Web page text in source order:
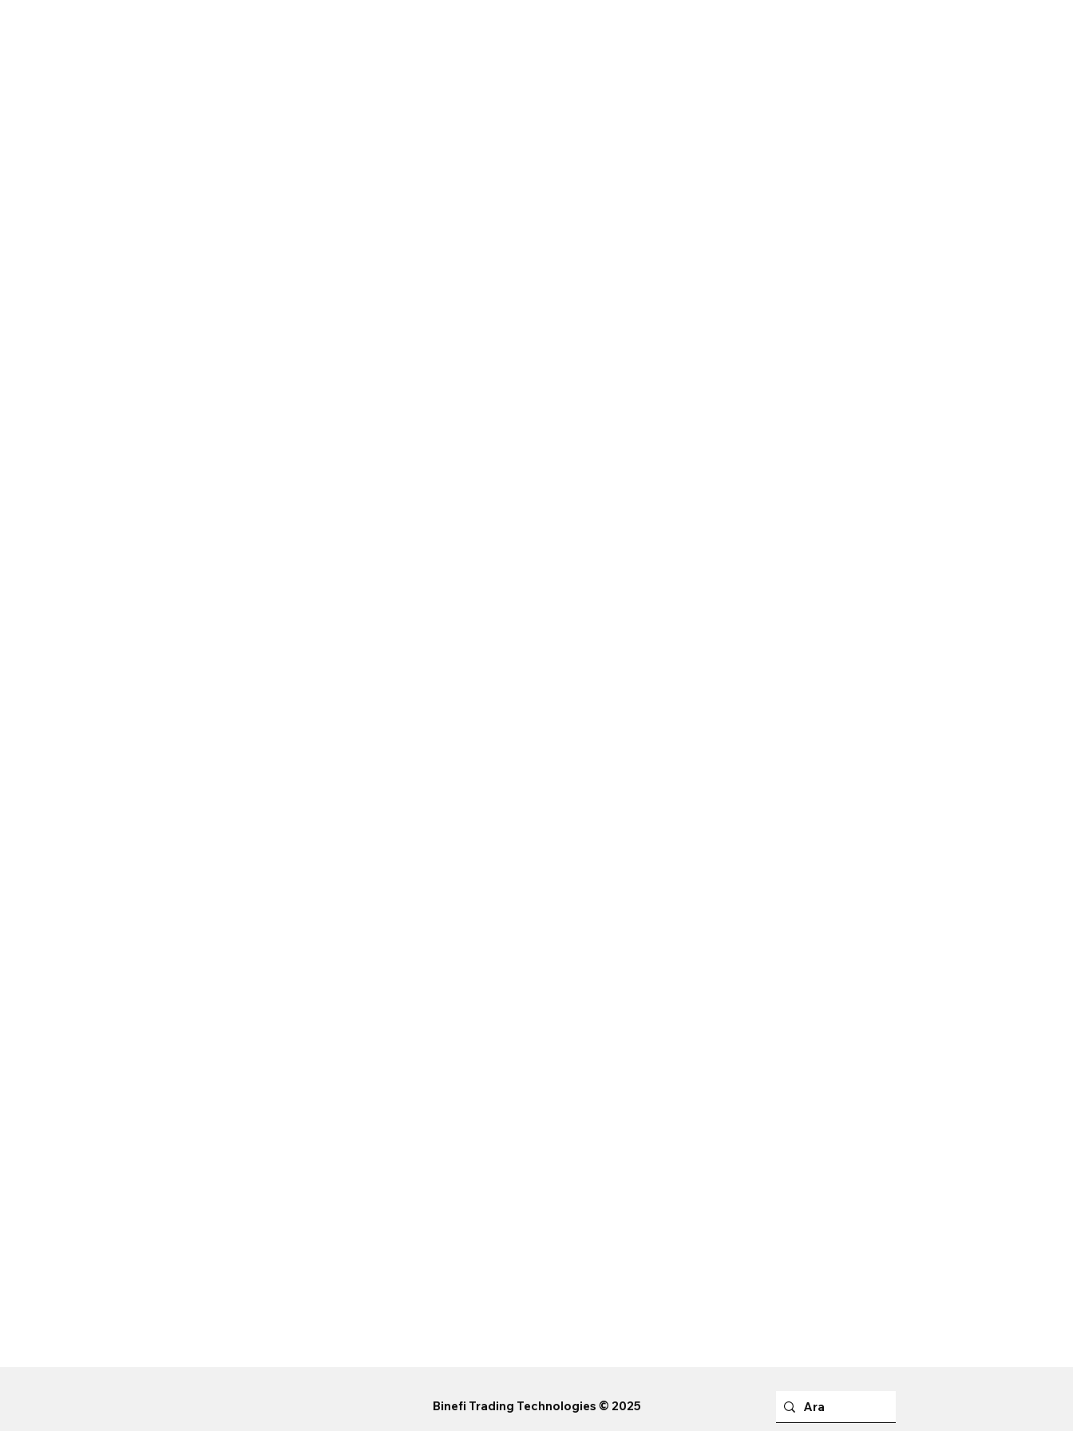
Binefi Trading Technologies © 2025